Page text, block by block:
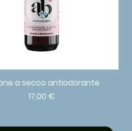
Vista rapida
a secco antiodorante
Prezzo
17,00 €